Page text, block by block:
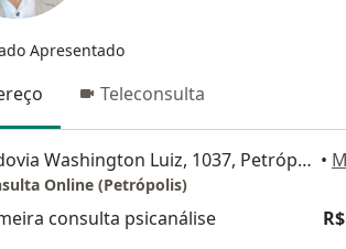
Apresentado
Teleconsulta
Rodovia Washington Luiz, 1037, Petrópolis •
Online (Petrópolis)
consulta psicanálise